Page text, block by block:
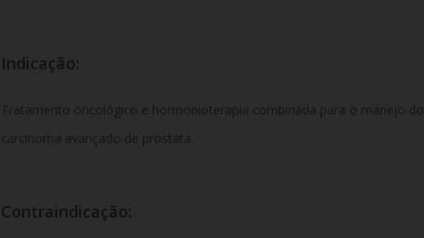
Indicação:
Tratamento oncológico e hormonioterapia combinada para o manejo do
carcinoma avançado de próstata.
Contraindicação: